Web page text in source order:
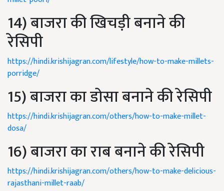
14) बाजरा की खिचड़ी बनाने की
रेसिपी
https://hindi.krishijagran.com/lifestyle/how-to-make-millets-
porridge/
15) बाजरा का डोसा बनाने की रेसिपी
https://hindi.krishijagran.com/others/how-to-make-millet-
dosa/
16) बाजरा का राब बनाने की रेसिपी
https://hindi.krishijagran.com/others/how-to-make-delicious-
rajasthani-millet-raab/